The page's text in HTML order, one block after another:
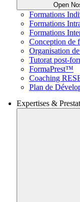
Open
Formations
Formations
Formations
Conception de
Organisation
Tutorat post-
FormaPrest™
Coaching
Plan de
Expertises &